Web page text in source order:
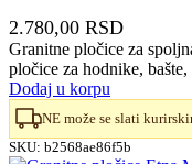
2.780,00 RSD
Granitne pločice za
pločice za hodnike,
Dodaj u korpu
NE može se slati
SKU: b2568ae86f5b